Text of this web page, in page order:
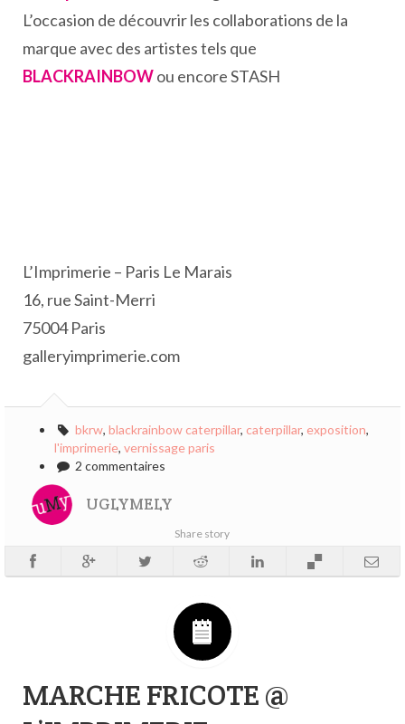
L’occasion de découvrir les collaborations de la
marque avec des artistes tels que
BLACKRAINBOWou encore STASH
L’Imprimerie – Paris Le Marais
16, rue Saint-Merri
75004 Paris
galleryimprimerie.com
bkrw, blackrainbow caterpillar, caterpillar, exposition,
l'imprimerie, vernissage paris
2 commentaires
UGLYMELY
Share story
MARCHE FRICOTE @